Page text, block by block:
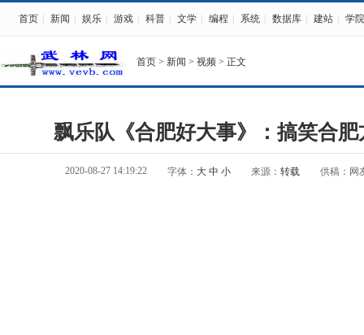
首页 新闻 娱乐 游戏 科普 文学 编程 系统 数据库 建站 学院
首页 > 新闻 > 视频 > 正文
飘乐队《合肥好大事》：搞笑合
2020-08-27 14:19:22 字体： 大 中 小 来源： 转载 供稿：网